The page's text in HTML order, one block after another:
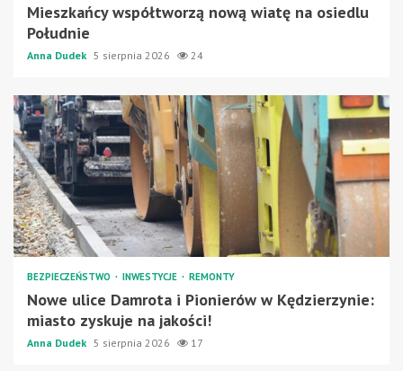
Mieszkańcy współtworzą nową wiatę na osiedlu
Południe
Anna Dudek 5 sierpnia 2026 24
BEZPIECZEŃSTWO INWESTYCJE REMONTY
Nowe ulice Damrota i Pionierów w Kędzierzynie:
miasto zyskuje na jakości!
Anna Dudek 5 sierpnia 2026 17